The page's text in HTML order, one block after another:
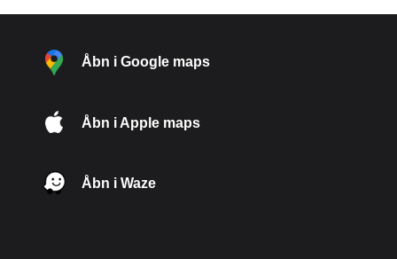
Åbn i Google maps
Åbn i Apple maps
Åbn i Waze